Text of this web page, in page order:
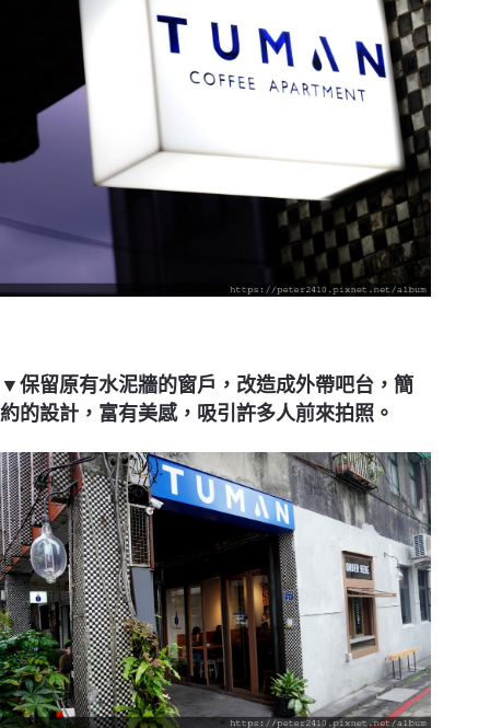
▼保留原有水泥牆的窗戶，改造成外帶吧台，簡
約的設計，富有美感，吸引許多人前來拍照。